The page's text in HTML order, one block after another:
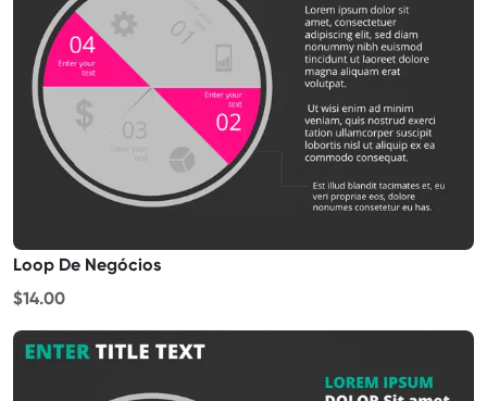
Loop De Negócios
$14.00